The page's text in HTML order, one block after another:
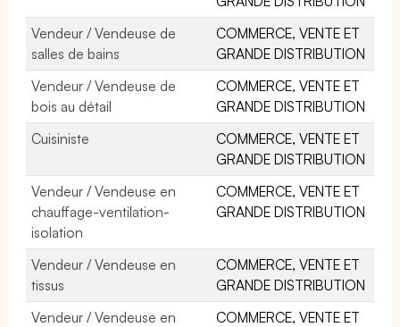
Vendeur / Vendeuse de
salles de bains
COMMERCE, VENTE ET
GRANDE DISTRIBUTION
Vendeur / Vendeuse de
bois au détail
COMMERCE, VENTE ET
GRANDE DISTRIBUTION
Cuisiniste
COMMERCE, VENTE ET
GRANDE DISTRIBUTION
Vendeur / Vendeuse en
chauffage-ventilation-
isolation
COMMERCE, VENTE ET
GRANDE DISTRIBUTION
Vendeur / Vendeuse en
tissus
COMMERCE, VENTE ET
GRANDE DISTRIBUTION
Vendeur / Vendeuse en
COMMERCE, VENTE ET